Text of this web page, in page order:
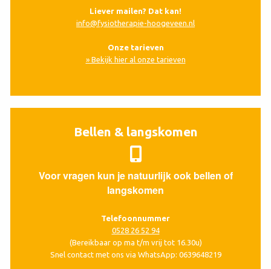
Liever mailen? Dat kan!
info@fysiotherapie-hoogeveen.nl
Onze tarieven
» Bekijk hier al onze tarieven
Bellen & langskomen
Voor vragen kun je natuurlijk ook bellen of
langskomen
Telefoonnummer
0528 26 52 94
(Bereikbaar op ma t/m vrij tot 16.30u)
Snel contact met ons via WhatsApp: 0639648219